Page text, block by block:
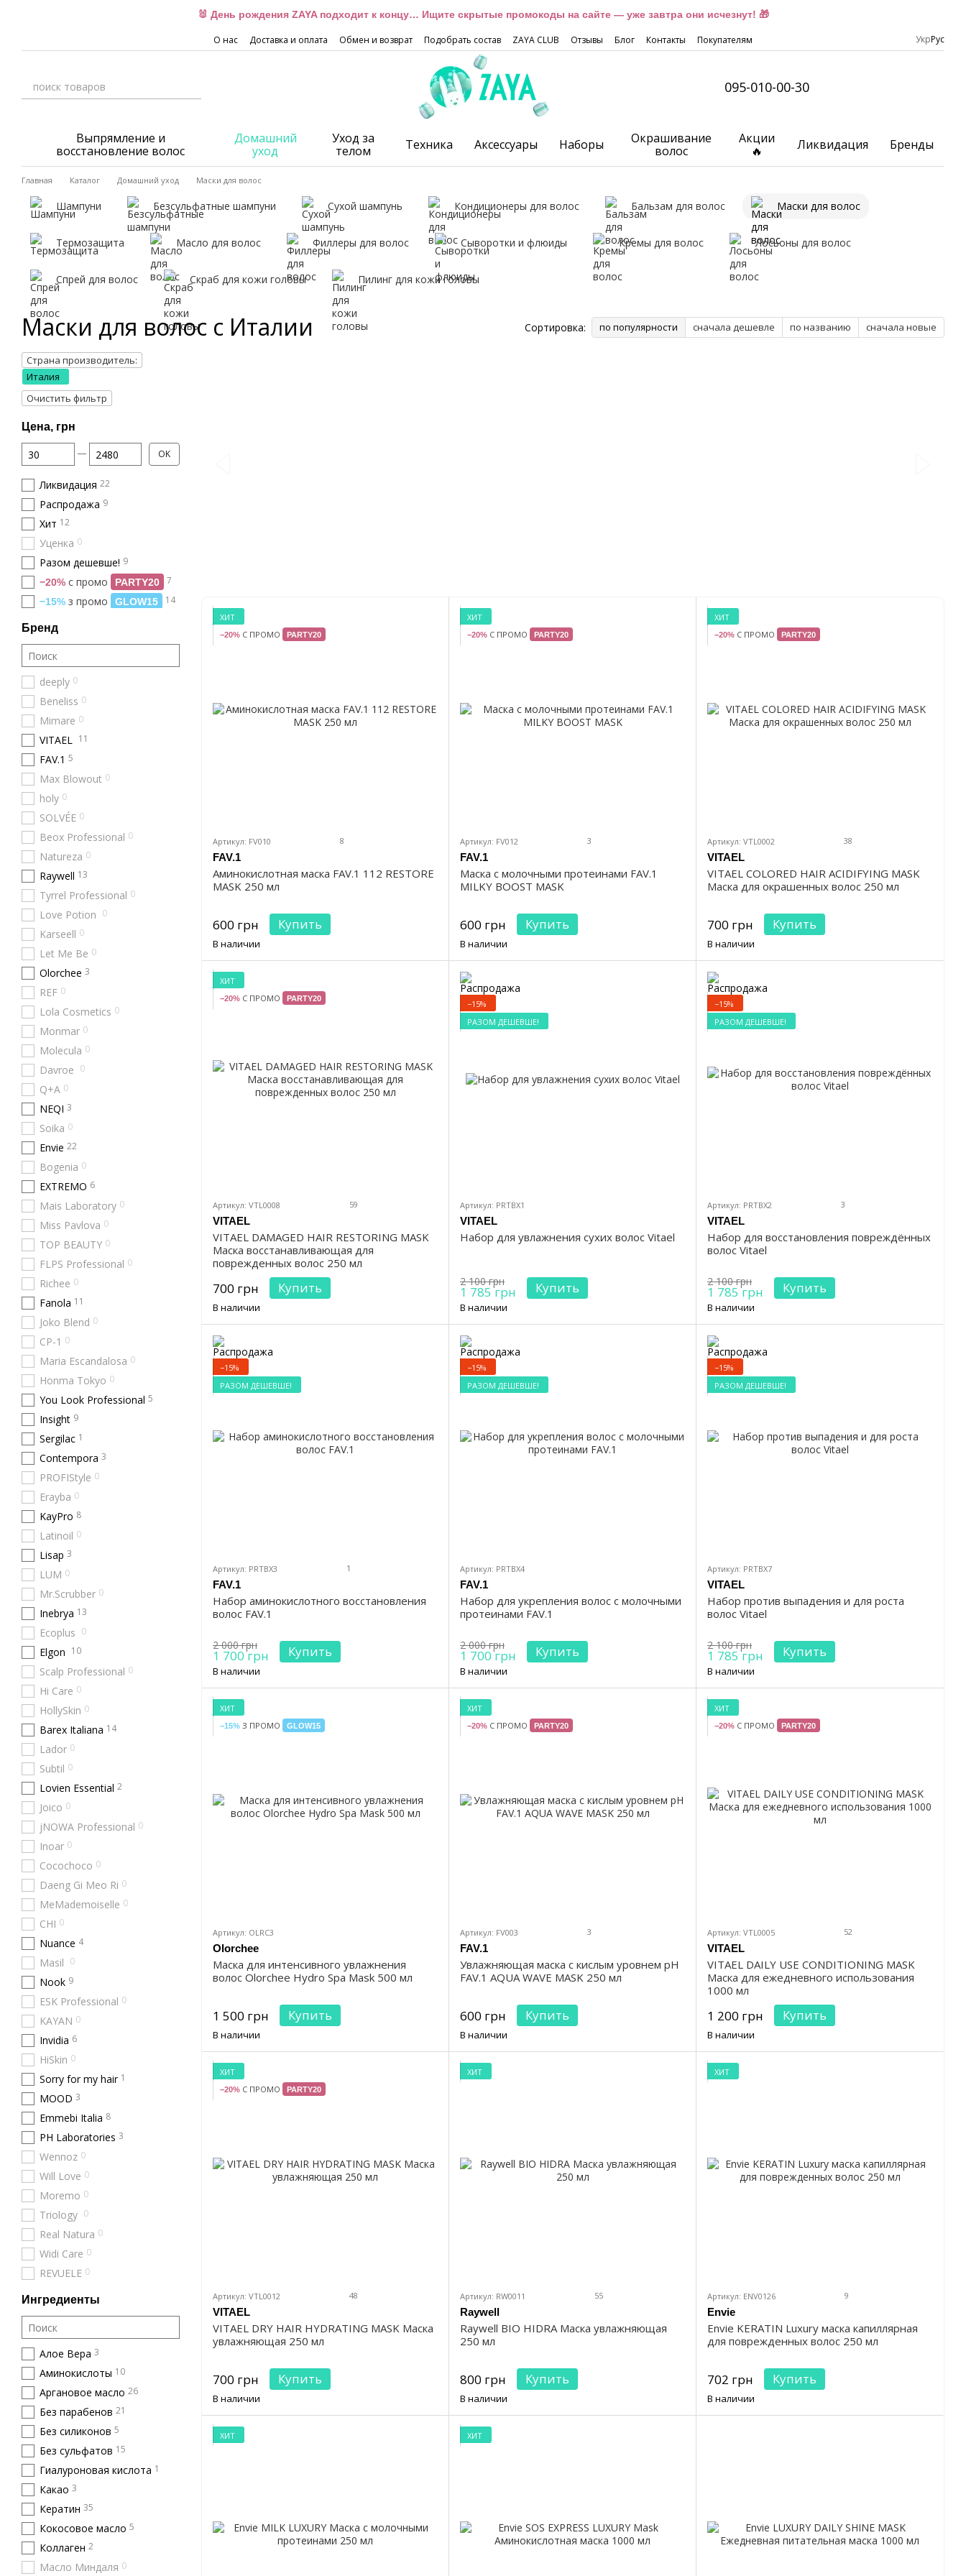
🐰 День рождения ZAYA подходит к концу… Ищите скрытые промокоды на сайте — уже завтра они исчезнут! 🎁
О нас Доставка и оплата Обмен и возврат Подобрать состав ZAYA CLUB Отзывы Блог Контакты Покупателям УкрРус
095-010-00-30
Выпрямление и
восстановление волос
Домашний
уход
Уход за
телом
Техника Аксессуары Наборы
Окрашивание
волос
Акции
🔥
Ликвидация Бренды
Главная Каталог Домашний уход Маски для волос
Шампуни Безсульфатные шампуни Сухой шампунь Кондиционеры для волос Бальзам для волос Маски для волос
Термозащита Масло для волос Филлеры для волос Сыворотки и флюиды Кремы для волос Лосьоны для волос
Спрей для волос Скраб для кожи головы Пилинг для кожи головы
Маски для волос с Италии Сортировка: по популярности сначала дешевле по названию сначала новые
ХИТ
−20% С ПРОМО PARTY20
Артикул: FV010 8
FAV.1
Аминокислотная маска FAV.1 112 RESTORE
MASK 250 мл
600 грн Купить
В наличии
ХИТ
−20% С ПРОМО PARTY20
Артикул: FV012 3
FAV.1
Маска с молочными протеинами FAV.1
MILKY BOOST MASK
600 грн Купить
В наличии
ХИТ
−20% С ПРОМО PARTY20
Артикул: VTL0002 38
VITAEL
VITAEL COLORED HAIR ACIDIFYING MASK
Маска для окрашенных волос 250 мл
700 грн Купить
В наличии
ХИТ
−20% С ПРОМО PARTY20
Артикул: VTL0008 59
VITAEL
VITAEL DAMAGED HAIR RESTORING MASK
Маска восстанавливающая для
поврежденных волос 250 мл
700 грн Купить
В наличии
−15%
РАЗОМ ДЕШЕВШЕ!
Артикул: PRTBX1
VITAEL
Набор для увлажнения сухих волос Vitael
2 100 грн
1 785 грн Купить
В наличии
−15%
РАЗОМ ДЕШЕВШЕ!
Артикул: PRTBX2 3
VITAEL
Набор для восстановления повреждённых
волос Vitael
2 100 грн
1 785 грн Купить
В наличии
−15%
РАЗОМ ДЕШЕВШЕ!
Артикул: PRTBX3 1
FAV.1
Набор аминокислотного восстановления
волос FAV.1
2 000 грн
1 700 грн Купить
В наличии
−15%
РАЗОМ ДЕШЕВШЕ!
Артикул: PRTBX4
FAV.1
Набор для укрепления волос с молочными
протеинами FAV.1
2 000 грн
1 700 грн Купить
В наличии
−15%
РАЗОМ ДЕШЕВШЕ!
Артикул: PRTBX7
VITAEL
Набор против выпадения и для роста
волос Vitael
2 100 грн
1 785 грн Купить
В наличии
ХИТ
−15% З ПРОМО GLOW15
Артикул: OLRC3
Olorchee
Маска для интенсивного увлажнения
волос Olorchee Hydro Spa Mask 500 мл
1 500 грн Купить
В наличии
ХИТ
−20% С ПРОМО PARTY20
Артикул: FV003 3
FAV.1
Увлажняющая маска с кислым уровнем pH
FAV.1 AQUA WAVE MASK 250 мл
600 грн Купить
В наличии
ХИТ
−20% С ПРОМО PARTY20
Артикул: VTL0005 52
VITAEL
VITAEL DAILY USE CONDITIONING MASK
Маска для ежедневного использования
1000 мл
1 200 грн Купить
В наличии
ХИТ
−20% С ПРОМО PARTY20
Артикул: VTL0012 48
VITAEL
VITAEL DRY HAIR HYDRATING MASK Маска
увлажняющая 250 мл
700 грн Купить
В наличии
ХИТ
Артикул: RW0011 55
Raywell
Raywell BIO HIDRA Маска увлажняющая
250 мл
800 грн Купить
В наличии
ХИТ
Артикул: ENV0126 9
Envie
Envie KERATIN Luxury маска капиллярная
для поврежденных волос 250 мл
702 грн Купить
В наличии
ХИТ ХИТ
Страна производитель:
Италия
Очистить фильтр
Цена, грн
От Цена, грн
До Цена, грн OK
Ликвидация 22
Распродажа 9
Хит 12
Уценка 0
Разом дешевше! 9
−20% с промо PARTY20 7
−15% з промо GLOW15 14
Бренд
deeply 0
Beneliss 0
Mimare 0
VITAEL 11
FAV.1 5
Max Blowout 0
holy 0
SOLVÉE 0
Beox Professional 0
Natureza 0
Raywell 13
Tyrrel Professional 0
Love Potion 0
Karseell 0
Let Me Be 0
Olorchee 3
REF 0
Lola Cosmetics 0
Monmar 0
Molecula 0
Davroe 0
Q+A 0
NEQI 3
Soika 0
Envie 22
Bogenia 0
EXTREMO 6
Mais Laboratory 0
Miss Pavlova 0
TOP BEAUTY 0
FLPS Professional 0
Richee 0
Fanola 11
Joko Blend 0
CP-1 0
Maria Escandalosa 0
Honma Tokyo 0
You Look Professional 5
Insight 9
Sergilac 1
Contempora 3
PROFIStyle 0
Erayba 0
KayPro 8
Latinoil 0
Lisap 3
LUM 0
Mr.Scrubber 0
Inebrya 13
Ecoplus 0
Elgon 10
Scalp Professional 0
Hi Care 0
HollySkin 0
Barex Italiana 14
Lador 0
Subtil 0
Lovien Essential 2
Joico 0
jNOWA Professional 0
Inoar 0
Cocochoco 0
Daeng Gi Meo Ri 0
MeMademoiselle 0
CHI 0
Nuance 4
Masil 0
Nook 9
ESK Professional 0
KAYAN 0
Invidia 6
HiSkin 0
Sorry for my hair 1
MOOD 3
Emmebi Italia 8
PH Laboratories 3
Wennoz 0
Will Love 0
Moremo 0
Triology 0
Real Natura 0
Widi Care 0
REVUELE 0
Ингредиенты
Алое Вера 3
Аминокислоты 10
Аргановое масло 26
Без парабенов 21
Без силиконов 5
Без сульфатов 15
Гиалуроновая кислота 1
Какао 3
Кератин 35
Кокосовое масло 5
Коллаген 2
Масло Миндаля 0